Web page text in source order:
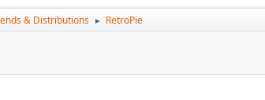
& Distributions ► RetroPie